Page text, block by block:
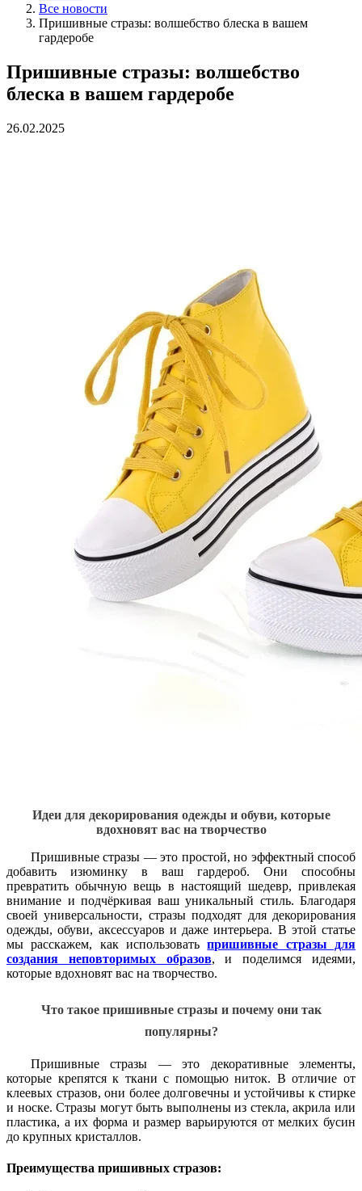
Все новости
Пришивные стразы: волшебство блеска в вашем
гардеробе
Пришивные стразы: волшебство
блеска в вашем гардеробе
26.02.2025
Идеи для декорирования одежды и обуви, которые
вдохновят вас на творчество
Пришивные стразы — это простой, но эффектный способ
добавить изюминку в ваш гардероб. Они способны
превратить обычную вещь в настоящий шедевр, привлекая
внимание и подчёркивая ваш уникальный стиль. Благодаря
своей универсальности, стразы подходят для декорирования
одежды, обуви, аксессуаров и даже интерьера. В этой статье
мы расскажем, как использоватьпришивные стразы для
создания неповторимых образов, и поделимся идеями,
которые вдохновят вас на творчество.
Что такое пришивные стразы и почему они так
популярны?
Пришивные стразы — это декоративные элементы,
которые крепятся к ткани с помощью ниток. В отличие от
клеевых стразов, они более долговечны и устойчивы к стирке
и носке. Стразы могут быть выполнены из стекла, акрила или
пластика, а их форма и размер варьируются от мелких бусин
до крупных кристаллов.
Преимущества пришивных стразов: